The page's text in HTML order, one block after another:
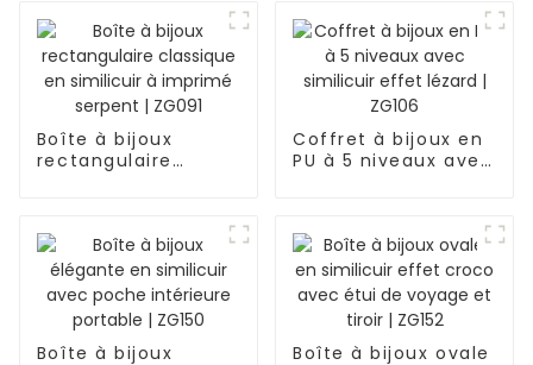
Boîte à bijoux
rectangulaire
Coffret à bijoux en
PU à 5 niveaux avec
Boîte à bijoux
Boîte à bijoux ovale